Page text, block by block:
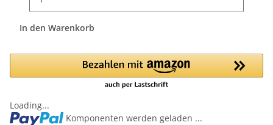
In den Warenkorb
Loading...
Komponenten werden geladen ...